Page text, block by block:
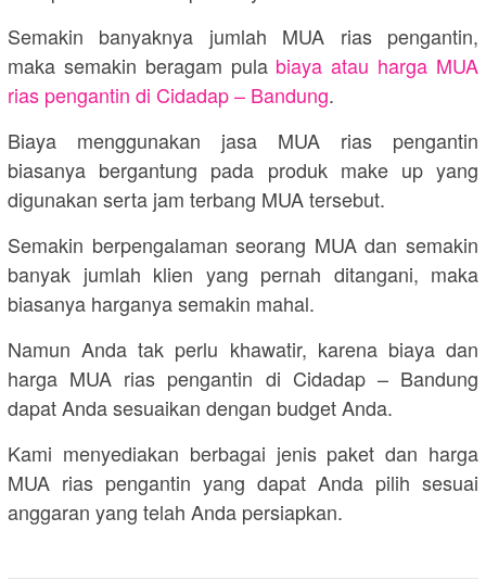
Semakin banyaknya jumlah MUA rias pengantin,
maka semakin beragam pula biaya atau harga MUA
rias pengantin di Cidadap – Bandung.
Biaya menggunakan jasa MUA rias pengantin
biasanya bergantung pada produk make up yang
digunakan serta jam terbang MUA tersebut.
Semakin berpengalaman seorang MUA dan semakin
banyak jumlah klien yang pernah ditangani, maka
biasanya harganya semakin mahal.
Namun Anda tak perlu khawatir, karena biaya dan
harga MUA rias pengantin di Cidadap – Bandung
dapat Anda sesuaikan dengan budget Anda.
Kami menyediakan berbagai jenis paket dan harga
MUA rias pengantin yang dapat Anda pilih sesuai
anggaran yang telah Anda persiapkan.